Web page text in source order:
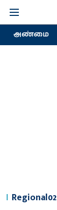
அண்மை
Regional02